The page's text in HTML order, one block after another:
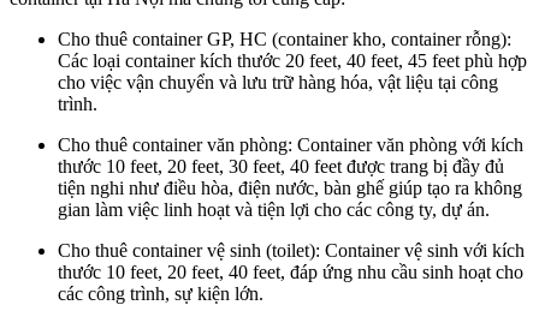
Cho thuê container GP, HC (container kho, container rỗng):
Các loại container kích thước 20 feet, 40 feet, 45 feet phù hợp
cho việc vận chuyển và lưu trữ hàng hóa, vật liệu tại công
trình.
Cho thuê container văn phòng: Container văn phòng với kích
thước 10 feet, 20 feet, 30 feet, 40 feet được trang bị đầy đủ
tiện nghi như điều hòa, điện nước, bàn ghế giúp tạo ra không
gian làm việc linh hoạt và tiện lợi cho các công ty, dự án.
Cho thuê container vệ sinh (toilet): Container vệ sinh với kích
thước 10 feet, 20 feet, 40 feet, đáp ứng nhu cầu sinh hoạt cho
các công trình, sự kiện lớn.